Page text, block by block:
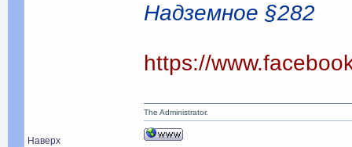
Надземное §282
https://
Наверх
The Administrator.